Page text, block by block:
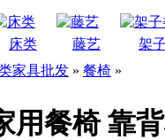
床类 藤艺 架
家具批发 » 餐椅 »
用餐椅 靠